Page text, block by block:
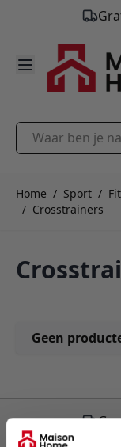
Ga naar de inhoud
Waar ben je naar
Home / Sport /
/ Crosstrainers
Geen